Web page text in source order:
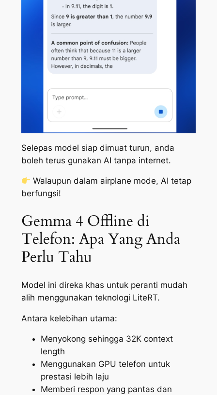
Selepas model siap dimuat turun, anda
boleh terus gunakan AI tanpa internet.
Walaupun dalam airplane mode, AI tetap
berfungsi!
Gemma 4 Offline di
Telefon: Apa Yang Anda
Perlu Tahu
Model ini direka khas untuk peranti mudah
alih menggunakan teknologi LiteRT.
Antara kelebihan utama:
Menyokong sehingga 32K context
length
Menggunakan GPU telefon untuk
prestasi lebih laju
Memberi respon yang pantas dan